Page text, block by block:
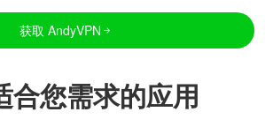
获取 AndyVPN
合您需求的应用